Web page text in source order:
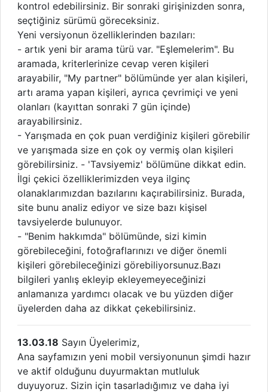
kontrol edebilirsiniz. Bir sonraki girişinizden sonra,
seçtiğiniz sürümü göreceksiniz.
Yeni versiyonun özelliklerinden bazıları:
- artık yeni bir arama türü var. "Eşlemelerim". Bu
aramada, kriterlerinize cevap veren kişileri
arayabilir, "My partner" bölümünde yer alan kişileri,
artı arama yapan kişileri, ayrıca çevrimiçi ve yeni
olanları (kayıttan sonraki 7 gün içinde)
arayabilirsiniz.
- Yarışmada en çok puan verdiğiniz kişileri görebilir
ve yarışmada size en çok oy vermiş olan kişileri
görebilirsiniz. - 'Tavsiyemiz' bölümüne dikkat edin.
İlgi çekici özelliklerimizden veya ilginç
olanaklarımızdan bazılarını kaçırabilirsiniz. Burada,
site bunu analiz ediyor ve size bazı kişisel
tavsiyelerde bulunuyor.
- "Benim hakkımda" bölümünde, sizi kimin
görebileceğini, fotoğraflarınızı ve diğer önemli
kişileri görebileceğinizi görebiliyorsunuz.Bazı
bilgileri yanlış ekleyip ekleyemeyeceğinizi
anlamanıza yardımcı olacak ve bu yüzden diğer
üyelerden daha az dikkat çekebilirsiniz.
13.03.18 Sayın Üyelerimiz,
Ana sayfamızın yeni mobil versiyonunun şimdi hazır
ve aktif olduğunu duyurmaktan mutluluk
duyuyoruz. Sizin için tasarladığımız ve daha iyi